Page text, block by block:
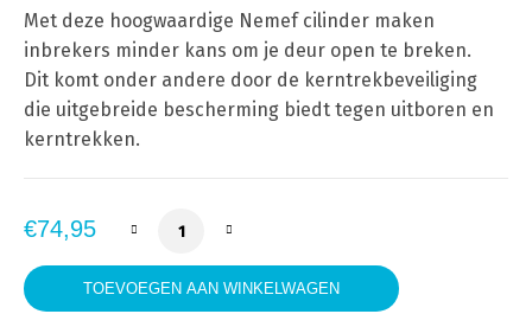
Met deze hoogwaardige Nemef cilinder maken
inbrekers minder kans om je deur open te breken.
Dit komt onder andere door de kerntrekbeveiliging
die uitgebreide bescherming biedt tegen uitboren en
kerntrekken.
€74,95 Nemef 132/9 NF3 Veiligheids cilinders
TOEVOEGEN AAN WINKELWAGEN